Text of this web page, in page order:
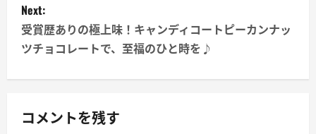
t
n
a
v
Next:
受賞歴ありの極上味！キャンディコートピーカンナッ
ツチョコレートで、至福のひと時を♪
コメントを残す